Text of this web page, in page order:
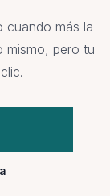
cuando más la
mismo, pero tu